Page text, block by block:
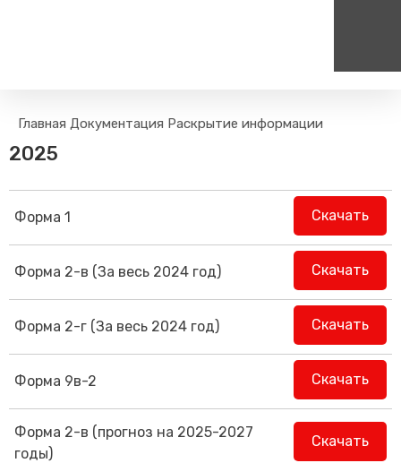
Пассажирам
Поиск по расписанию
Способы оплаты проезда
Камеры хранения
Правила
Маломобильным
лист
Трансфер пассажиров
Туризм
Единый номер вызова экстренных служб
112
Главная Документация Раскрытие информации
2025
Форма 1 Скачать
Форма 2-в (За весь 2024 год) Скачать
Форма 2-г (За весь 2024 год) Скачать
Форма 9в-2 Скачать
Форма 2-в (прогноз на 2025-2027
годы)
Скачать